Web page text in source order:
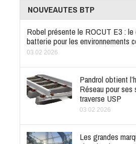
NOUVEAUTES BTP
Robel présente le ROCUT E3 : le
batterie pour les environnements
03 02 2026
Pandrol obtient
Réseau pour ses
traverse USP
03 02 2026
Les grandes